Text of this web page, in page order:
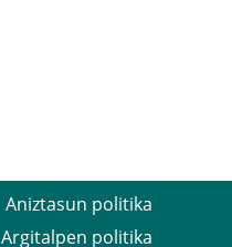
Aniztasun politika
Argitalpen politika